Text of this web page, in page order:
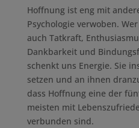
Hoffnung ist eng mit
Psychologie verwoben.
auch Tatkraft,
Dankbarkeit und
schenkt uns Energie. Sie
setzen und an ihnen
dass Hoffnung eine der
meisten mit
verbunden sind.